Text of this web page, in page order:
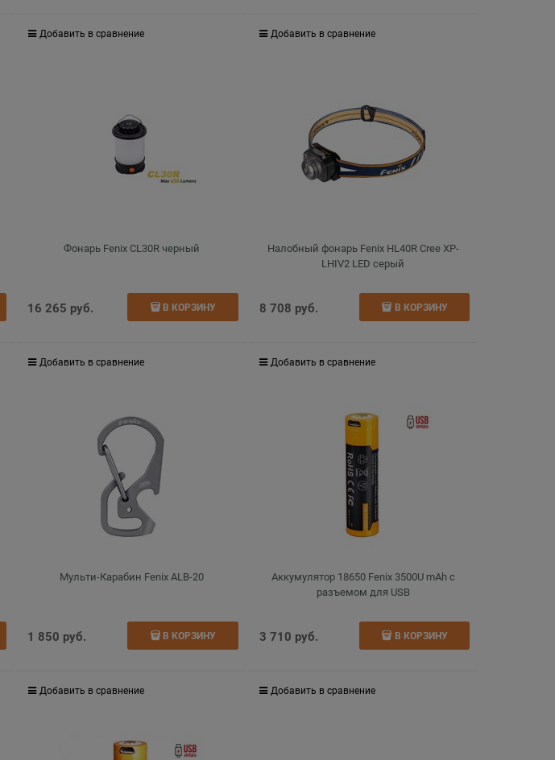
Добавить в сравнение Добавить в сравнение
Фонарь Fenix CL30R черный
16 265 руб. В КОРЗИНУ
Добавить в сравнение
Налобный фонарь Fenix HL40R Cree XP-
LHIV2 LED серый
8 708 руб. В КОРЗИНУ
Добавить в сравнение
Мульти-Карабин Fenix ALB-20
1 850 руб. В КОРЗИНУ
Добавить в сравнение
Аккумулятор 18650 Fenix 3500U mAh с
разъемом для USB
3 710 руб. В КОРЗИНУ
Добавить в сравнение